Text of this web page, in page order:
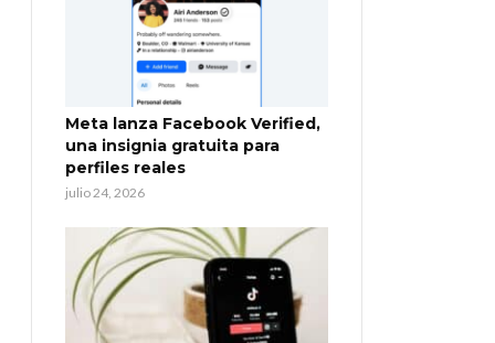
Meta lanza Facebook Verified,
una insignia gratuita para
perfiles reales
julio 24, 2026